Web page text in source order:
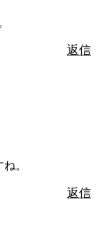
返信
。
返信